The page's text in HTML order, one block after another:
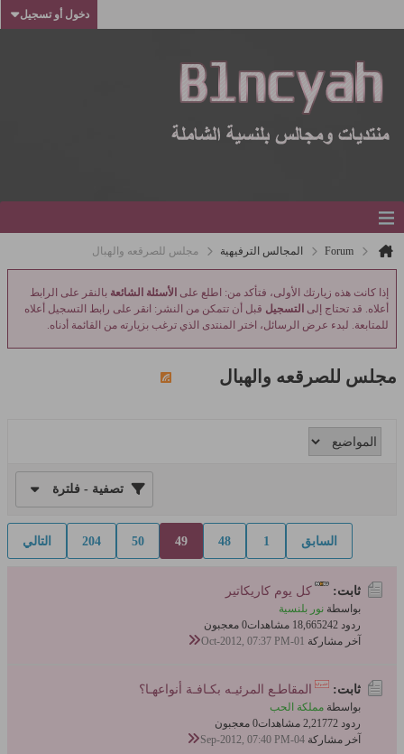
دخول أو تسجيل
Forum المجالس الترفيهية مجلس للصرقعه والهبال
إذا كانت هذه زيارتك الأولى، فتأكد من: اطلع على الأسئلة الشائعة بالنقر على الرابط
أعلاه. قد تحتاج إلى التسجيل قبل أن تتمكن من النشر: انقر على رابط التسجيل أعلاه
للمتابعة. لبدء عرض الرسائل، اختر المنتدى الذي ترغب بزيارته من القائمة أدناه.
مجلس للصرقعه والهبال
تصفية - فلترة
السابق 1
48
49
50
204 التالي
ثابت: كل يوم كاريكاتير
بواسطة نور بلنسية
ردود 242
18,665 مشاهدات
0 معجبون
آخر مشاركة 01-Oct-2012, 07:37 PM
ثابت: المقاطـع المرئيـه بكـافـة أنواعهـا؟
بواسطة مملكة الحب
ردود 72
2,217 مشاهدات
0 معجبون
آخر مشاركة 04-Sep-2012, 07:40 PM